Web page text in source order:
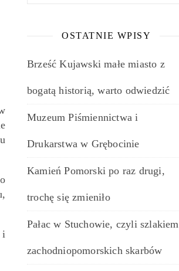
i
OSTATNIE WPISY
Brześć Kujawski małe miasto z
bogatą historią, warto odwiedzić
Muzeum Piśmiennictwa i
Drukarstwa w Grębocinie
Kamień Pomorski po raz drugi,
trochę się zmieniło
Pałac w Stuchowie, czyli szlakiem
zachodniopomorskich skarbów